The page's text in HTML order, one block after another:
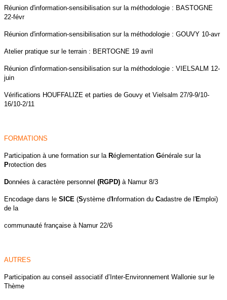
Réunion d'information-sensibilisation sur la méthodologie : BASTOGNE
22-févr
Réunion d'information-sensibilisation sur la méthodologie : GOUVY 10-avr
Atelier pratique sur le terrain : BERTOGNE 19 avril
Réunion d'information-sensibilisation sur la méthodologie : VIELSALM 12-
juin
Vérifications HOUFFALIZE et parties de Gouvy et Vielsalm 27/9-9/10-
16/10-2/11
FORMATIONS
Participation à une formation sur la Réglementation Générale sur la
Protection des
Données à caractère personnel (RGPD) à Namur 8/3
Encodage dans le SICE (Système d' nformation du Cadastre de l'Emploi)
de la
communauté française à Namur 22/6
AUTRES
Participation au conseil associatif d’Inter-Environnement Wallonie sur le
Thème